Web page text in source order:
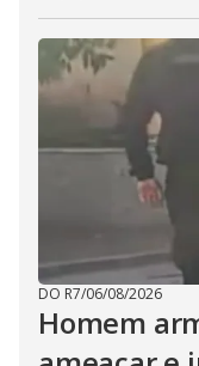
DO R7/06/08/2026
Homem